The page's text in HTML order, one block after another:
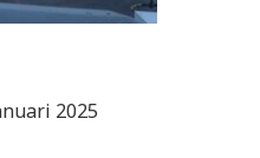
2025